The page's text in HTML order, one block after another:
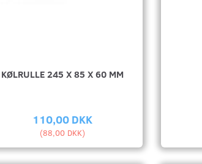
KØLRULLE 245 X 85 X 60 MM
110,00 DKK
(88,00 DKK)